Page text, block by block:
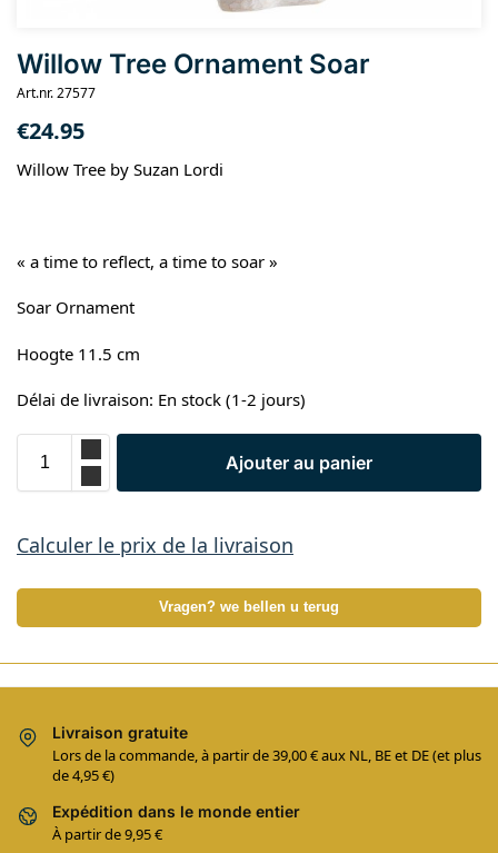
Willow Tree Ornament Soar
Art.nr. 27577
€24.95
Willow Tree by Suzan Lordi
« a time to reflect, a time to soar »
Soar Ornament
Hoogte 11.5 cm
Délai de livraison: En stock (1-2 jours)
Ajouter au panier
Calculer le prix de la livraison
Vragen? we bellen u terug
Livraison gratuite
Lors de la commande, à partir de 39,00 € aux NL, BE et DE (et plus
de 4,95 €)
Expédition dans le monde entier
À partir de 9,95 €